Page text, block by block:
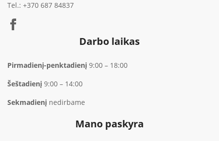
Tel.: +370 687 84837
Darbo laikas
Pirmadienį-penktadienį 9:00 – 18:00
Šeštadienį 9:00 – 14:00
Sekmadienį nedirbame
Mano paskyra